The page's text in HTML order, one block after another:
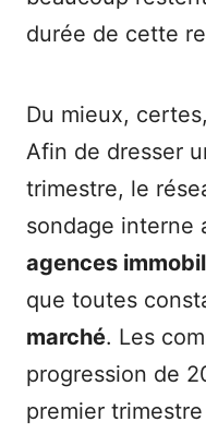
durée de cette
Du mieux,
Afin de dresser
trimestre, le
sondage interne
agences
que toutes
marché. Les
progression de
premier